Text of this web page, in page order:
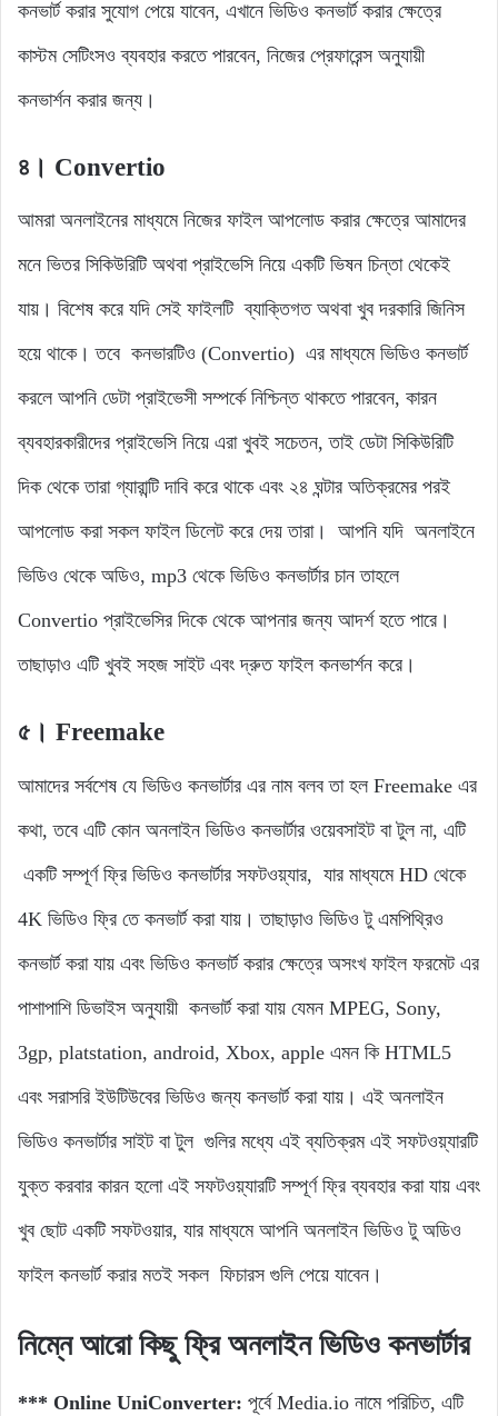
কনভার্ট করার সুযোগ পেয়ে যাবেন, এখানে ভিডিও কনভার্ট করার ক্ষেত্রে
কাস্টম সেটিংসও ব্যবহার করতে পারবেন, নিজের প্রেফারেন্স অনুযায়ী
কনভার্শন করার জন্য।
৪। Convertio
আমরা অনলাইনের মাধ্যমে নিজের ফাইল আপলোড করার ক্ষেত্রে আমাদের
মনে ভিতর সিকিউরিটি অথবা প্রাইভেসি নিয়ে একটি ভিষন চিন্তা থেকেই
যায়। বিশেষ করে যদি সেই ফাইলটি ব্যাক্তিগত অথবা খুব দরকারি জিনিস
হয়ে থাকে। তবে কনভারটিও (Convertio) এর মাধ্যমে ভিডিও কনভার্ট
করলে আপনি ডেটা প্রাইভেসী সম্পর্কে নিশ্চিন্ত থাকতে পারবেন, কারন
ব্যবহারকারীদের প্রাইভেসি নিয়ে এরা খুবই সচেতন, তাই ডেটা সিকিউরিটি
দিক থেকে তারা গ্যারান্টি দাবি করে থাকে এবং ২৪ ঘন্টার অতিক্রমের পরই
আপলোড করা সকল ফাইল ডিলেট করে দেয় তারা। আপনি যদি অনলাইনে
ভিডিও থেকে অডিও, mp3 থেকে ভিডিও কনভার্টার চান তাহলে
Convertio প্রাইভেসির দিকে থেকে আপনার জন্য আদর্শ হতে পারে।
তাছাড়াও এটি খুবই সহজ সাইট এবং দ্রুত ফাইল কনভার্শন করে।
৫। Freemake
আমাদের সর্বশেষ যে ভিডিও কনভার্টার এর নাম বলব তা হল Freemake এর
কথা, তবে এটি কোন অনলাইন ভিডিও কনভার্টার ওয়েবসাইট বা টুল না, এটি
একটি সম্পূর্ণ ফ্রি ভিডিও কনভার্টার সফটওয়্যার, যার মাধ্যমে HD থেকে
4K ভিডিও ফ্রি তে কনভার্ট করা যায়। তাছাড়াও ভিডিও টু এমপিথ্রিও
কনভার্ট করা যায় এবং ভিডিও কনভার্ট করার ক্ষেত্রে অসংখ ফাইল ফরমেট এর
পাশাপাশি ডিভাইস অনুযায়ী কনভার্ট করা যায় যেমন MPEG, Sony,
3gp, platstation, android, Xbox, apple এমন কি HTML5
এবং সরাসরি ইউটিউবের ভিডিও জন্য কনভার্ট করা যায়। এই অনলাইন
ভিডিও কনভার্টার সাইট বা টুল গুলির মধ্যে এই ব্যতিক্রম এই সফটওয়্যারটি
যুক্ত করবার কারন হলো এই সফটওয়্যারটি সম্পূর্ণ ফ্রি ব্যবহার করা যায় এবং
খুব ছোট একটি সফটওয়ার, যার মাধ্যমে আপনি অনলাইন ভিডিও টু অডিও
ফাইল কনভার্ট করার মতই সকল ফিচারস গুলি পেয়ে যাবেন।
নিম্নে আরো কিছু ফ্রি অনলাইন ভিডিও কনভার্টার
*** Online UniConverter: পূর্বে Media.io নামে পরিচিত, এটি